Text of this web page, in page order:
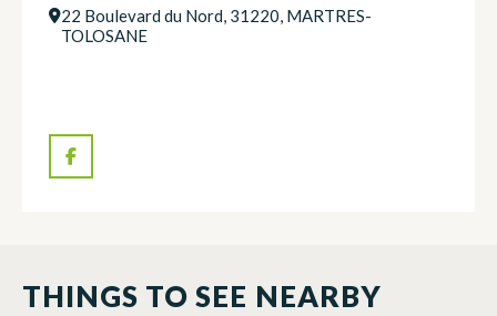
22 Boulevard du Nord, 31220, MARTRES-
TOLOSANE
THINGS TO SEE NEARBY